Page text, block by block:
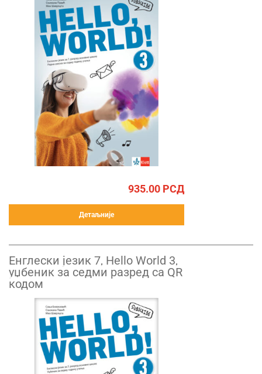
935.00 РСД
Детаљније
Енглески језик 7, Hello World 3,
уџбеник за седми разред са QR
кодом